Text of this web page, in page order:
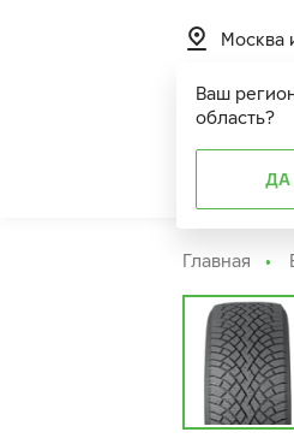
Ваш
область?
ДА
Москва
Главная